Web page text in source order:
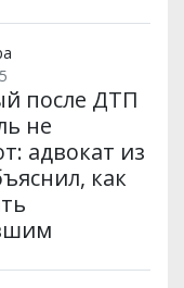
после ДТП
не
адвокат из
как